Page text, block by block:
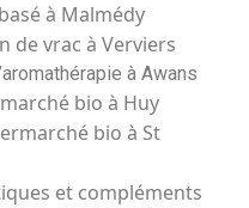
à Malmédy
de vrac à Verviers
à Awans
bio à Huy
bio à St
et compléments